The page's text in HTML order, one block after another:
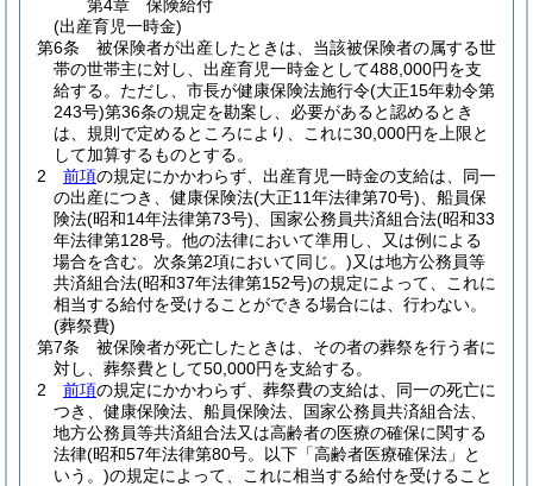
第4章
保険給付
(出産育児一時金)
第6条
被保険者が出産したときは、当該被保険者の属する世
帯の世帯主に対し、出産育児一時金として488,000円を支
給する。 ただし、市長が健康保険法施行令(大正15年勅令第
243号)第36条の規定を勘案し、必要があると認めるとき
は、規則で定めるところにより、これに30,000円を上限と
して加算するものとする。
2
前項の規定にかかわらず、出産育児一時金の支給は、同一
の出産につき、健康保険法(大正11年法律第70号) 、船員保
険法(昭和14年法律第73号) 、国家公務員共済組合法(昭和33
年法律第128号。他の法律において準用し、又は例による
場合を含む。次条第2項において同じ。)又は地方公務員等
共済組合法(昭和37年法律第152号)の規定によって、これに
相当する給付を受けることができる場合には、行わない。
(葬祭費)
第7条
被保険者が死亡したときは、その者の葬祭を行う者に
対し、葬祭費として50,000円を支給する。
2
前項の規定にかかわらず、葬祭費の支給は、同一の死亡に
つき、健康保険法、船員保険法、国家公務員共済組合法、
地方公務員等共済組合法又は高齢者の医療の確保に関する
法律(昭和57年法律第80号。以下「高齢者医療確保法」と
いう。)の規定によって、これに相当する給付を受けること